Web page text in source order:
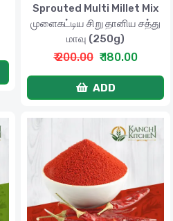
Sprouted Multi Millet Mix
முளைகட்டிய சிறு தானிய சத்து
மாவு (250g)
₹ 200.00 ₹ 180.00
ADD